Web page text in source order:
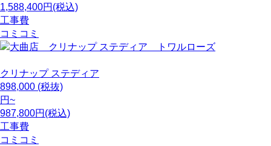
1,588,400円(税込)
工事費
コミコミ
クリナップ ステディア
898,000 (税抜)
円~
987,800円(税込)
工事費
コミコミ